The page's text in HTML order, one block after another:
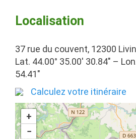
Localisation
37 rue du couvent, 12300
Lat. 44.00° 35.00′ 30.84″ –
54.41″
Calculez votre itinéraire
+
−